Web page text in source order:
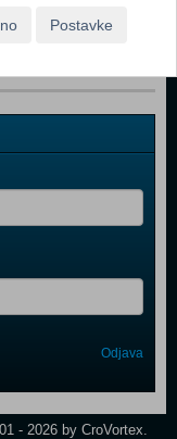
5)
Odjava
- 2026 by CroVortex.
Postavke